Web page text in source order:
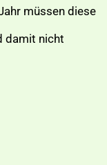
müssen diese
damit nicht